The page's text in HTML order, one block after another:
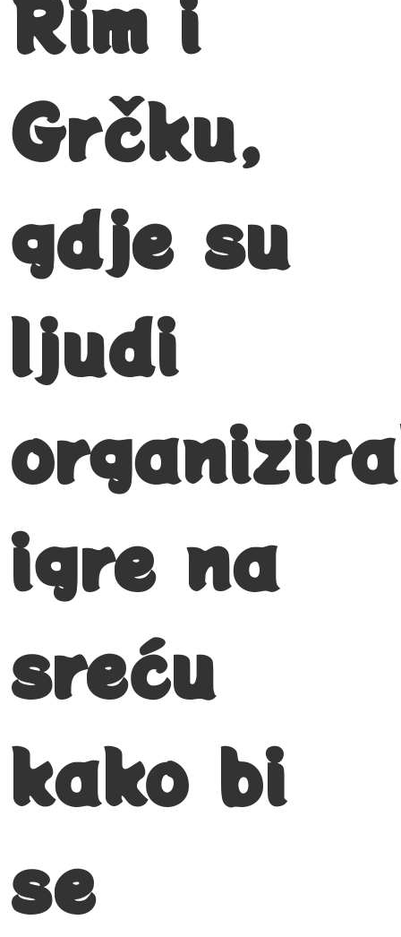
Rim i
Grčku,
gdje su
ljudi
igre na
sreću
kako bi
se